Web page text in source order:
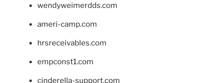
wendyweimerdds.com
ameri-camp.com
hrsreceivables.com
empconst1.com
cinderella-support.com